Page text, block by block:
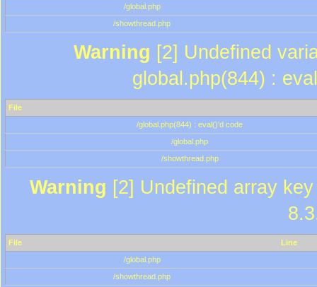
/global.php
/showthread.php
Warning [2] Undefined
global.php(844) :
File
/global.php(844) : eval()'d code
/global.php
/showthread.php
Warning [2] Undefined array
File
Line
/global.php
/showthread.php